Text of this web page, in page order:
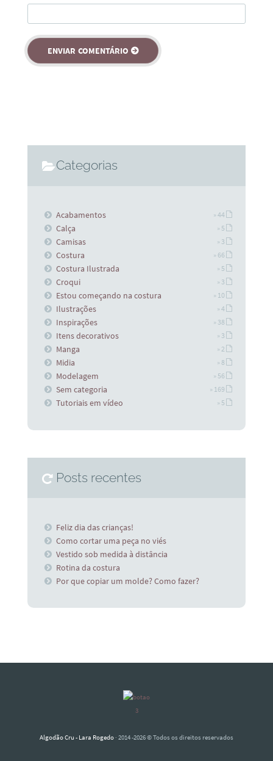
Categorias
Acabamentos » 44
Calça » 5
Camisas » 3
Costura » 66
Costura Ilustrada » 5
Croqui » 3
Estou começando na costura » 10
Ilustrações » 4
Inspirações » 38
Itens decorativos » 3
Manga » 2
Midia » 8
Modelagem » 56
Sem categoria » 169
Tutoriais em vídeo » 5
Posts recentes
Feliz dia das crianças!
Como cortar uma peça no viés
Vestido sob medida à distância
Rotina da costura
Por que copiar um molde? Como fazer?
Algodão Cru - Lara Rogedo · 2014 -2026 © Todos os direitos reservados